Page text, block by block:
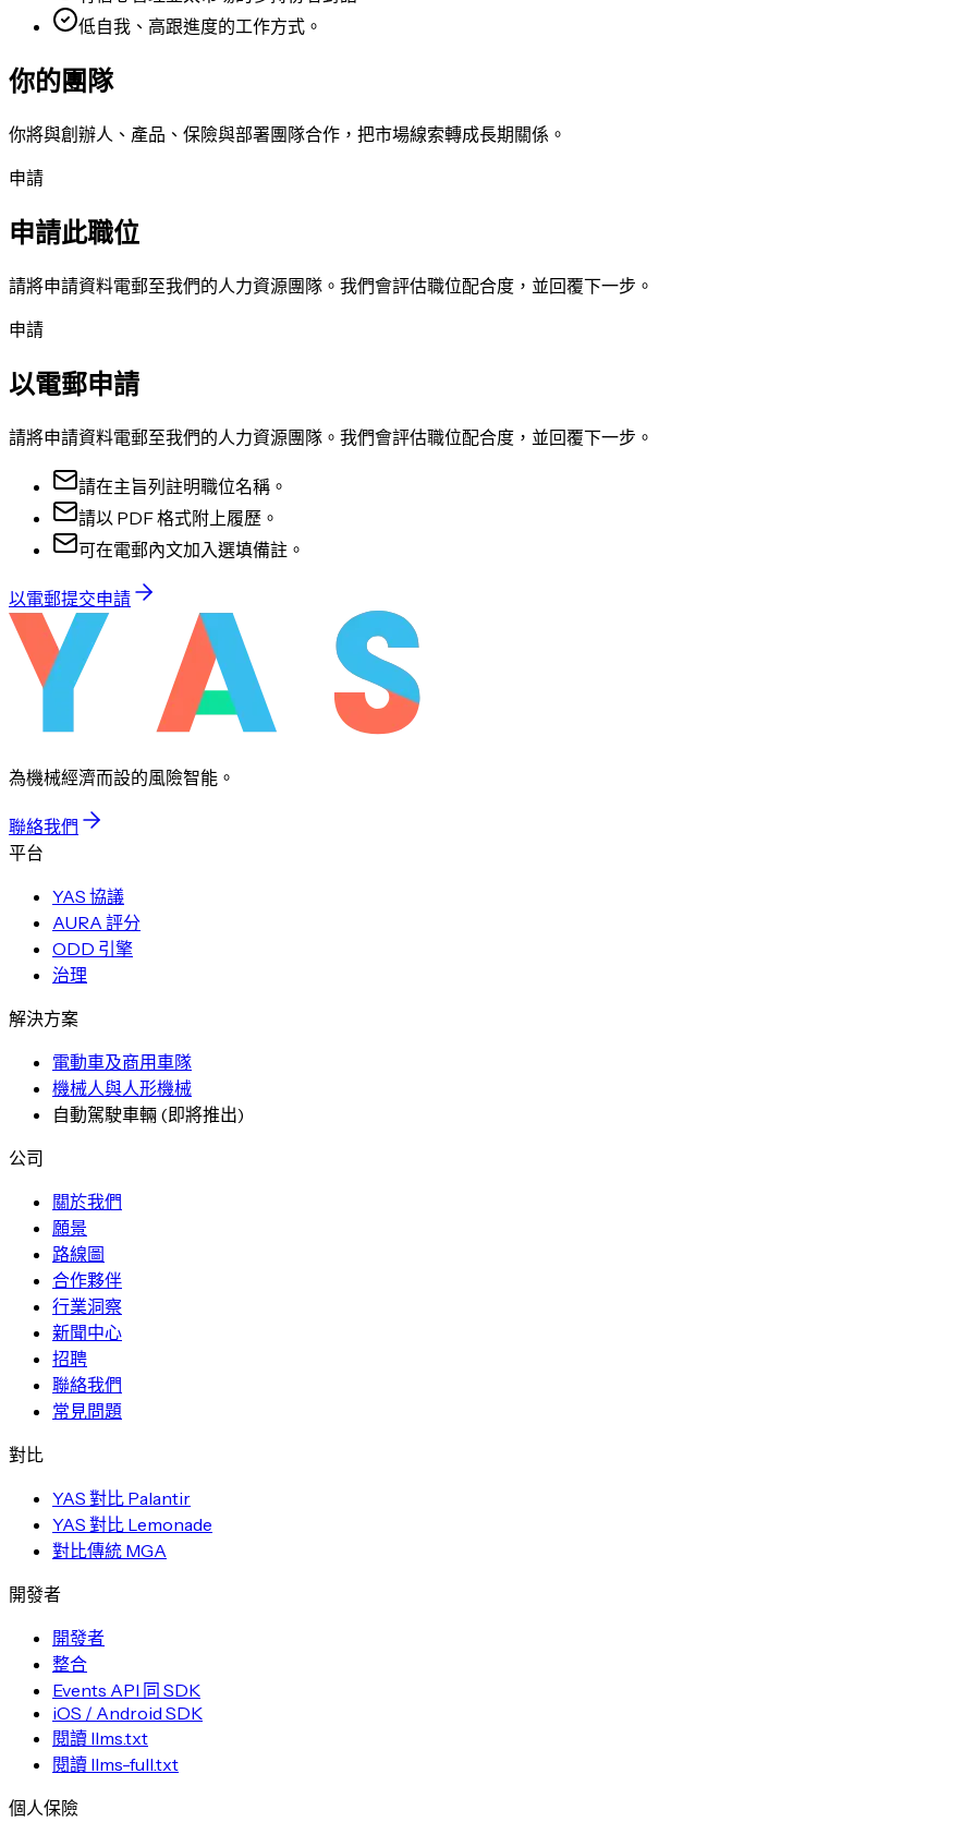
低自我、高跟進度的工作方式。
你的團隊
你將與創辦人、產品、保險與部署團隊合作，把市場線索轉成長期關係。
申請
申請此職位
請將申請資料電郵至我們的人力資源團隊。我們會評估職位配合度，並回覆下一步。
申請
以電郵申請
請將申請資料電郵至我們的人力資源團隊。我們會評估職位配合度，並回覆下一步。
請在主旨列註明職位名稱。
請以 PDF 格式附上履歷。
可在電郵內文加入選填備註。
以電郵提交申請
為機械經濟而設的風險智能。
聯絡我們
平台
YAS 協議
AURA 評分
ODD 引擎
治理
解決方案
電動車及商用車隊
機械人與人形機械
自動駕駛車輛 (即將推出)
公司
關於我們
願景
路線圖
合作夥伴
行業洞察
新聞中心
招聘
聯絡我們
常見問題
對比
YAS 對比 Palantir
YAS 對比 Lemonade
對比傳統 MGA
開發者
開發者
整合
Events API 同 SDK
iOS / Android SDK
閱讀 llms.txt
閱讀 llms-full.txt
個人保險